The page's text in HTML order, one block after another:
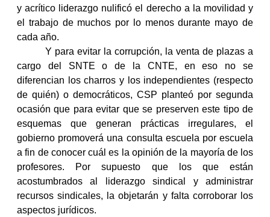
y acrítico liderazgo nulificó el derecho a la movilidad y
el trabajo de muchos por lo menos durante mayo de
cada año.
Y para evitar la corrupción, la venta de plazas a
cargo del SNTE o de la CNTE, en eso no se
diferencian los charros y los independientes (respecto
de quién) o democráticos, CSP planteó por segunda
ocasión que para evitar que se preserven este tipo de
esquemas que generan prácticas irregulares, el
gobierno promoverá una consulta escuela por escuela
a fin de conocer cuál es la opinión de la mayoría de los
profesores. Por supuesto que los que están
acostumbrados al liderazgo sindical y administrar
recursos sindicales, la objetarán y falta corroborar los
aspectos jurídicos.